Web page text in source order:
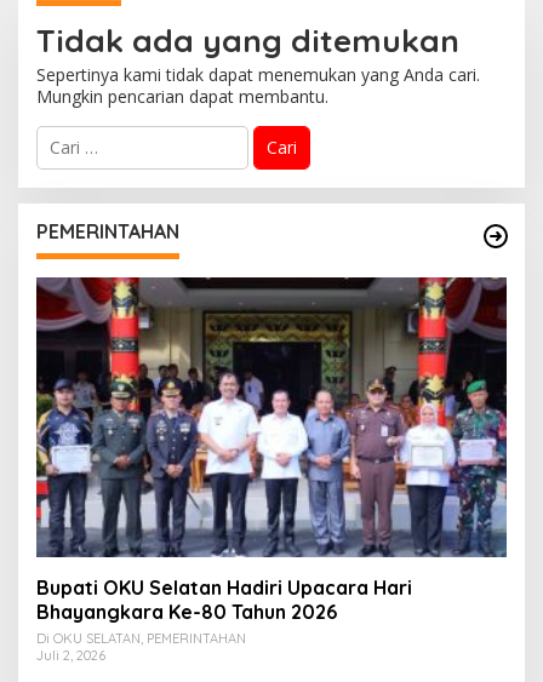
Kolaborasi Dengan
Pemprov Sumsel
Bersama BNPB
Tidak ada yang ditemukan
Sepertinya kami tidak dapat menemukan yang Anda cari.
Mungkin pencarian dapat membantu.
C
i
u
n
u
k
:
PEMERINTAHAN
Bupati OKU Selatan Hadiri Upacara Hari
Bhayangkara Ke-80 Tahun 2026
Di OKU SELATAN, PEMERINTAHAN
Juli 2, 2026